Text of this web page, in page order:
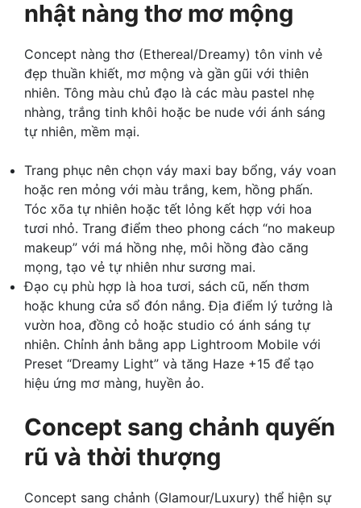
nhật nàng thơ mơ mộng
Concept nàng thơ (Ethereal/Dreamy) tôn vinh vẻ
đẹp thuần khiết, mơ mộng và gần gũi với thiên
nhiên. Tông màu chủ đạo là các màu pastel nhẹ
nhàng, trắng tinh khôi hoặc be nude với ánh sáng
tự nhiên, mềm mại.
Trang phục nên chọn váy maxi bay bổng, váy voan
hoặc ren mỏng với màu trắng, kem, hồng phấn.
Tóc xõa tự nhiên hoặc tết lỏng kết hợp với hoa
tươi nhỏ. Trang điểm theo phong cách “no makeup
makeup” với má hồng nhẹ, môi hồng đào căng
mọng, tạo vẻ tự nhiên như sương mai.
Đạo cụ phù hợp là hoa tươi, sách cũ, nến thơm
hoặc khung cửa sổ đón nắng. Địa điểm lý tưởng là
vườn hoa, đồng cỏ hoặc studio có ánh sáng tự
nhiên. Chỉnh ảnh bằng app Lightroom Mobile với
Preset “Dreamy Light” và tăng Haze +15 để tạo
hiệu ứng mơ màng, huyền ảo.
Concept sang chảnh quyến
rũ và thời thượng
Concept sang chảnh (Glamour/Luxury) thể hiện sự